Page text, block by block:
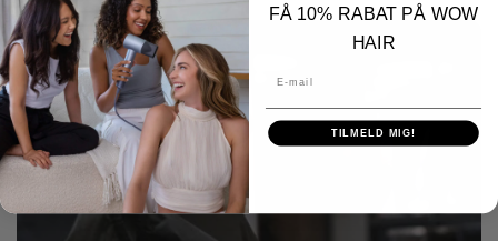
FÅ 10% RABAT PÅ WOW
HAIR
TILMELD MIG!